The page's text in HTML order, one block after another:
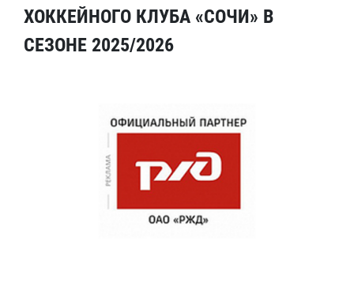
ХОККЕЙНОГО КЛУБА «СОЧИ» В
СЕЗОНЕ 2025/2026